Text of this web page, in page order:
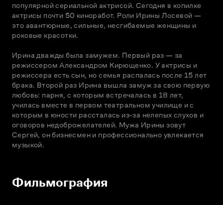
популярной сериальной актрисой. Сегодня в копилке
актрисы почти 50 киноработ. Роли Ирины Лосевой —
это авантюрные, сильные, несгибаемые женщины и
роковые красотки.
Ирина дважды была замужем. Первый раз — за
режиссером Александром Кирющенко. У актрисы и
режиссера есть сын, но семья распалась после 15 лет
брака. Второй раз Ирина вышла замуж за свою первую
любовь: парня, с которым встречалась в 18 лет,
училась вместе в первом театральном училище и с
которым в юности рассталась из-за нелепых слухов и
оговоров недоброжелателей. Мужа Ирины зовут
Сергей, он бизнесмен и профессионально увлекается
музыкой.
Фильмография